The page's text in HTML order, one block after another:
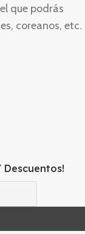
que podrás
coreanos, etc.
Descuentos!